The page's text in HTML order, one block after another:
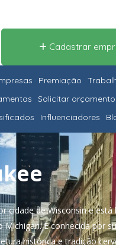
Cadastrar
Premiação
Solicitar orçamento
Influenciadores
cidade de Wisconsin e está
É conhecida por
histórica e tradição